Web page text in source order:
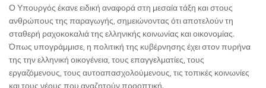
Ο Υπουργός έκανε ειδική αναφορά στη μεσαία τάξη και στους
ανθρώπους της παραγωγής, σημειώνοντας ότι αποτελούν τη
σταθερή ραχοκοκαλιά της ελληνικής κοινωνίας και οικονομίας.
Όπως υπογράμμισε, η πολιτική της κυβέρνησης έχει στον πυρήνα
της την ελληνική οικογένεια, τους επαγγελματίες, τους
εργαζόμενους, τους αυτοαπασχολούμενους, τις τοπικές κοινωνίες
και τους νέους που αναζητούν προοπτική.